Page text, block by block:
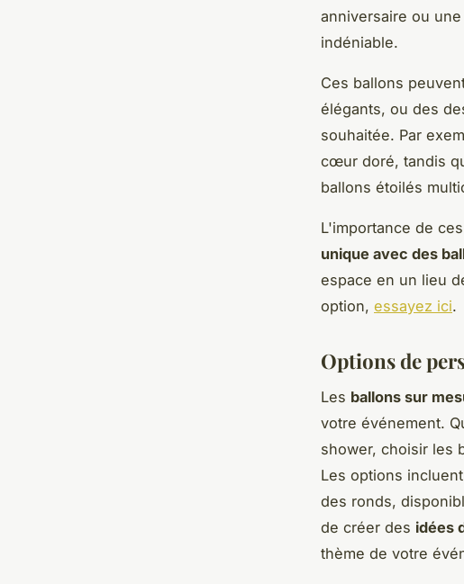
anniversaire ou
indéniable.
Ces ballons
élégants, ou des
souhaitée. Par
cœur doré, tandis
ballons étoilés
L'importance de
unique avec des
espace en un lieu
option, essayez ici.
Options de
Les ballons sur
votre événement.
shower, choisir les
Les options
des ronds,
de créer des idées
thème de votre